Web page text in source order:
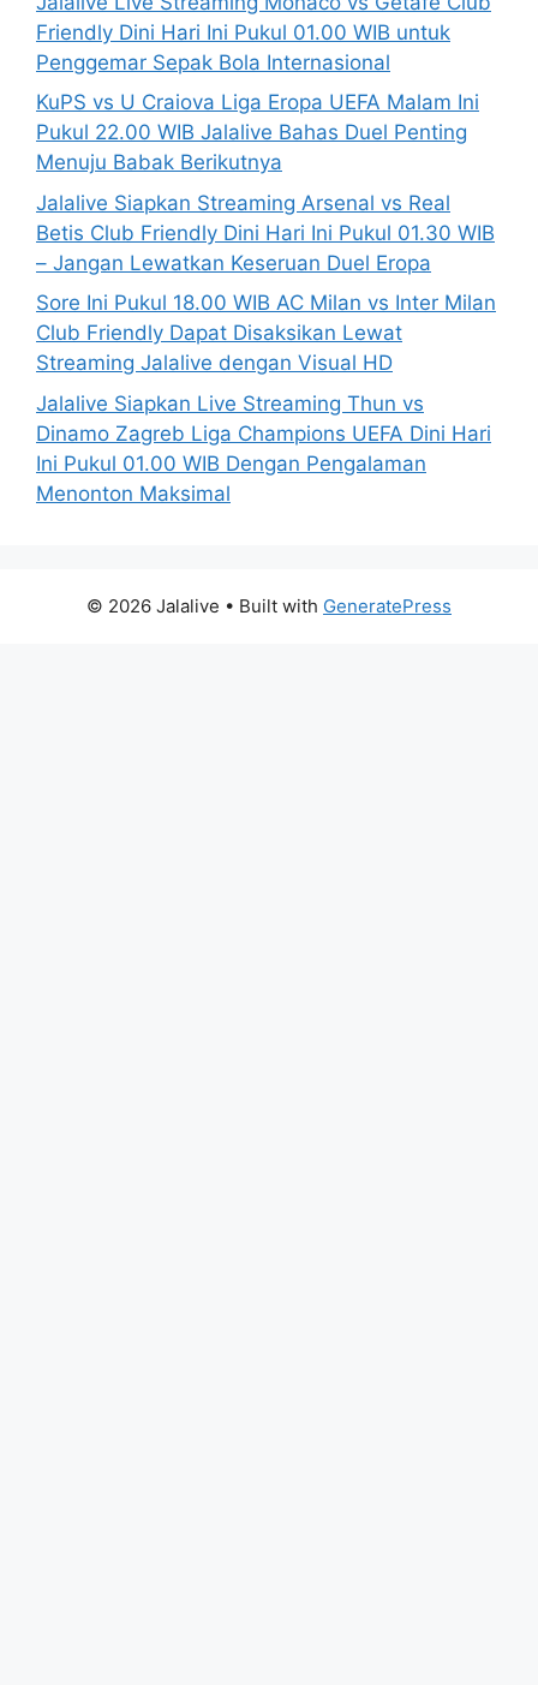
Friendly Dini Hari Ini Pukul 01.00 WIB untuk
Penggemar Sepak Bola Internasional
KuPS vs U Craiova Liga Eropa UEFA Malam Ini
Pukul 22.00 WIB Jalalive Bahas Duel Penting
Menuju Babak Berikutnya
Jalalive Siapkan Streaming Arsenal vs Real
Betis Club Friendly Dini Hari Ini Pukul 01.30 WIB
– Jangan Lewatkan Keseruan Duel Eropa
Sore Ini Pukul 18.00 WIB AC Milan vs Inter Milan
Club Friendly Dapat Disaksikan Lewat
Streaming Jalalive dengan Visual HD
Jalalive Siapkan Live Streaming Thun vs
Dinamo Zagreb Liga Champions UEFA Dini Hari
Ini Pukul 01.00 WIB Dengan Pengalaman
Menonton Maksimal
© 2026 Jalalive • Built with GeneratePress